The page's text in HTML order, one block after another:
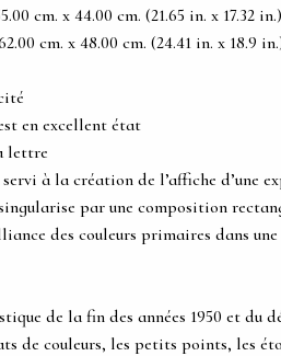
cm. x 44.00 cm. (21.65 in. x 17.32 in.)
cm. x 48.00 cm. (24.41 in. x 18.9
en excellent état
lettre
à la création de l’affiche d’une
par une composition
des couleurs primaires dans
de la fin des années 1950 et du
de couleurs, les petits points, les